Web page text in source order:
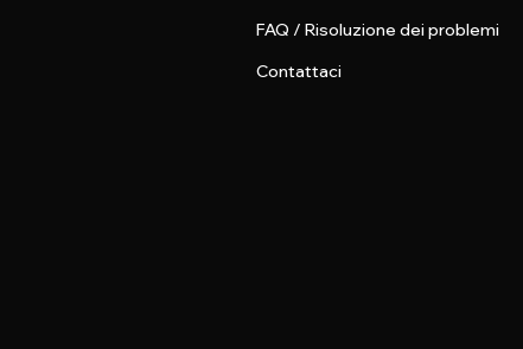
FAQ / Risoluzione dei problemi
Contattaci